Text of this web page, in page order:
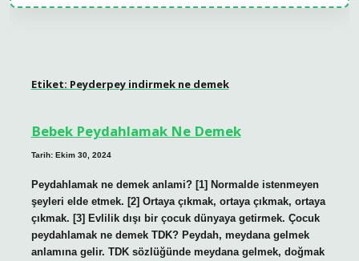
Etiket: Peyderpey indirmek ne demek
Bebek Peydahlamak Ne Demek
Tarih: Ekim 30, 2024
Peydahlamak ne demek anlami? [1] Normalde istenmeyen
şeyleri elde etmek. [2] Ortaya çıkmak, ortaya çıkmak, ortaya
çıkmak. [3] Evlilik dışı bir çocuk dünyaya getirmek. Çocuk
peydahlamak ne demek TDK? Peydah, meydana gelmek
anlamına gelir. TDK sözlüğünde meydana gelmek, doğmak